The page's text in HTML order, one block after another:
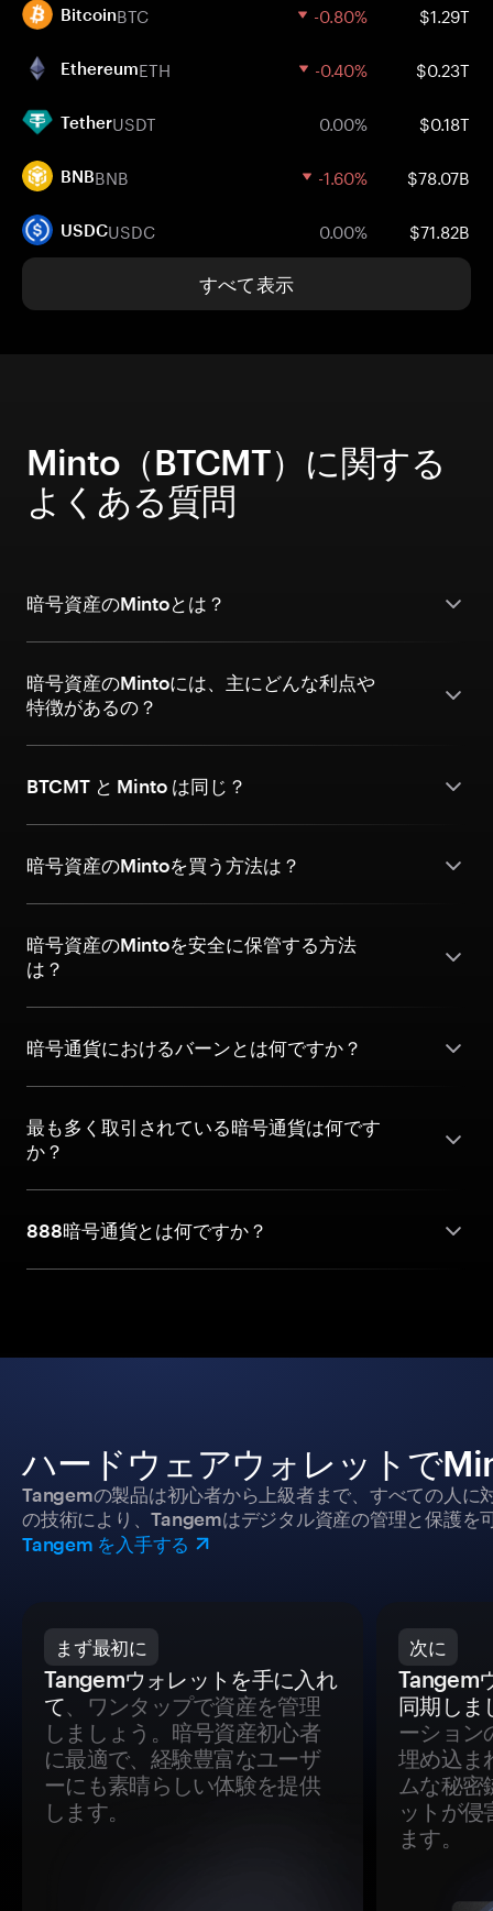
BitcoinBTC -0.80% $1.29T
EthereumETH -0.40% $0.23T
TetherUSDT 0.00% $0.18T
BNBBNB -1.60% $78.07B
USDCUSDC 0.00% $71.82B
すべて表示
Minto（BTCMT）に関する
よくある質問
暗号資産のMintoとは？
暗号資産のMintoには、主にどんな利点や
特徴があるの？
BTCMT と Minto は同じ？
暗号資産のMintoを買う方法は？
暗号資産のMintoを安全に保管する方法
は？
暗号通貨におけるバーンとは何ですか？
最も多く取引されている暗号通貨は何です
か？
888暗号通貨とは何ですか？
ハードウェアウォレットで
Tangemの製品は初心者から上級者まで、すべての人に
の技術により、Tangemはデジタル資産の管理と保護を
Tangem を入手する
まず最初に
Tangemウォレットを手に入れ
て、ワンタップで資産を管理
しましょう。暗号資産初心者
に最適で、経験豊富なユーザ
ーにも素晴らしい体験を提供
します。
次に
Tangem
同期しま
ーション
埋め込ま
ムな秘密
ットが侵
ます。